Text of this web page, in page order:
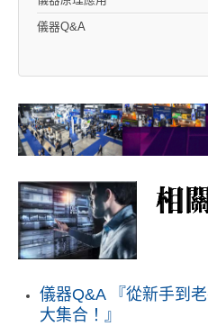
儀器Q&A
儀器Q&A 『從新手到
大集合！』